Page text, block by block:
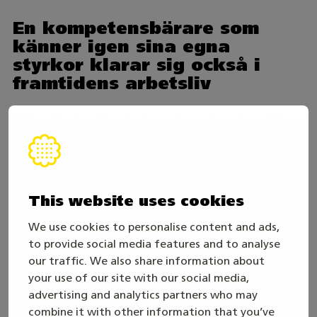
This website uses cookies
We use cookies to personalise content and ads,
to provide social media features and to analyse
our traffic. We also share information about
your use of our site with our social media,
advertising and analytics partners who may
combine it with other information that you’ve
En kompetensbärare som
känner igen sina egna
styrkor klarar sig också i
framtidens arbetsliv
vars kompetenskrav vi inte fullt ut kan förutse.
Det går ändå att konstatera att en
bra och känner igen sina egna styrkor med stor
sannolikhet också klarar sig i framtidens
arbetsliv. Ur ett framtidstroperspektiv är det
viktigt att stödja ungas självkännedom och
handlingsförmåga, vidga deras tänkande kring
möjliga framtider och olika alternativ, hjälpa